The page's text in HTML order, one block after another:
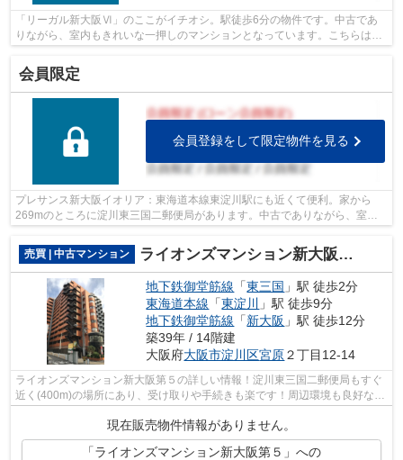
「リーガル新大阪Ⅵ」のここがイチオシ。駅徒歩6分の物件です。中古であ
りながら、室内もきれいな一押しのマンションとなっています。こちらはエ
会員限定
会員登録をして限定物件を見る
プレサンス新大阪イオリア：東海道本線東淀川駅にも近くて便利。家から
269mのところに淀川東三国二郵便局があります。中古でありながら、室内
売買 | 中古マンション
ライオンズマンション新大阪第５
地下鉄御堂筋線 「東三国 」駅 徒歩2分
東海道本線 「東淀川
」駅 徒歩9分
地下鉄御堂筋線 「新大阪 」駅 徒歩12分
築39年 / 14階建
大阪府大阪市淀川区宮原２丁目12-14
ライオンズマンション新大阪第５の詳しい情報！淀川東三国二郵便局もすぐ
近く(400m)の場所にあり、受け取りや手続きも楽です！周辺環境も良好な駅
から徒歩2分の駅近物件です！エレベー...
現在販売物件情報がありません。
「ライオンズマンション新大阪第５」への